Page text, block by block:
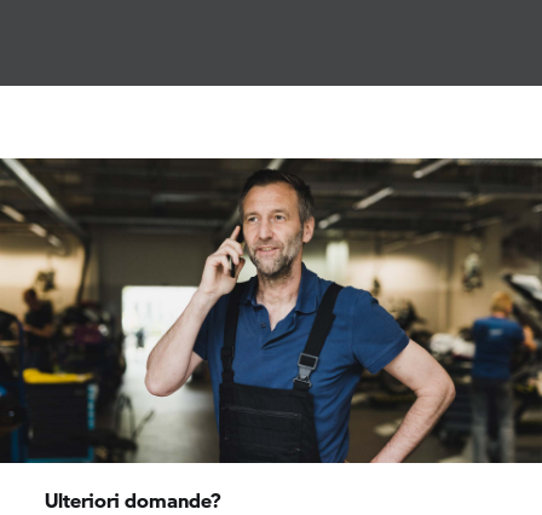
Ulteriori domande?